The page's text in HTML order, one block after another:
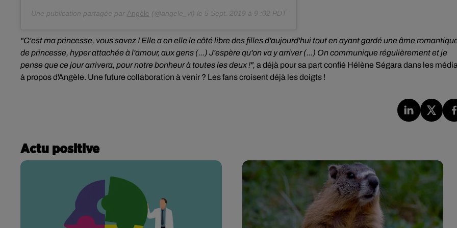
Une publication partagée par Angèle (@angele_vl) le 5 Sept. 2019 à 9 :02 PDT
"C'est ma princesse, vous savez ! Elle a en elle le côté libre des filles d'aujourd'hui tout en ayant gardé une âme
de princesse, hyper attachée à l'amour, aux gens (...) J'espère qu'on va y arriver (...) On communique régulièrement et je
pense que ce jour arrivera, pour notre bonheur à toutes les deux !", a déjà pour sa part confié Hélène Ségara dans les
à propos d'Angèle. Une future collaboration à venir ? Les fans croisent déjà les doigts !
Actu positive